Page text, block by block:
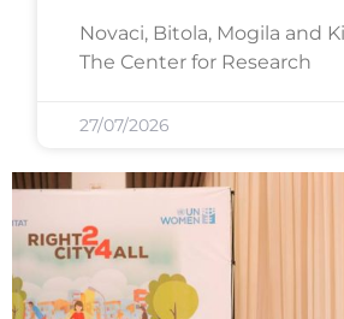
Novaci, Bitola, Mogila and
The Center for Research
27/07/2026